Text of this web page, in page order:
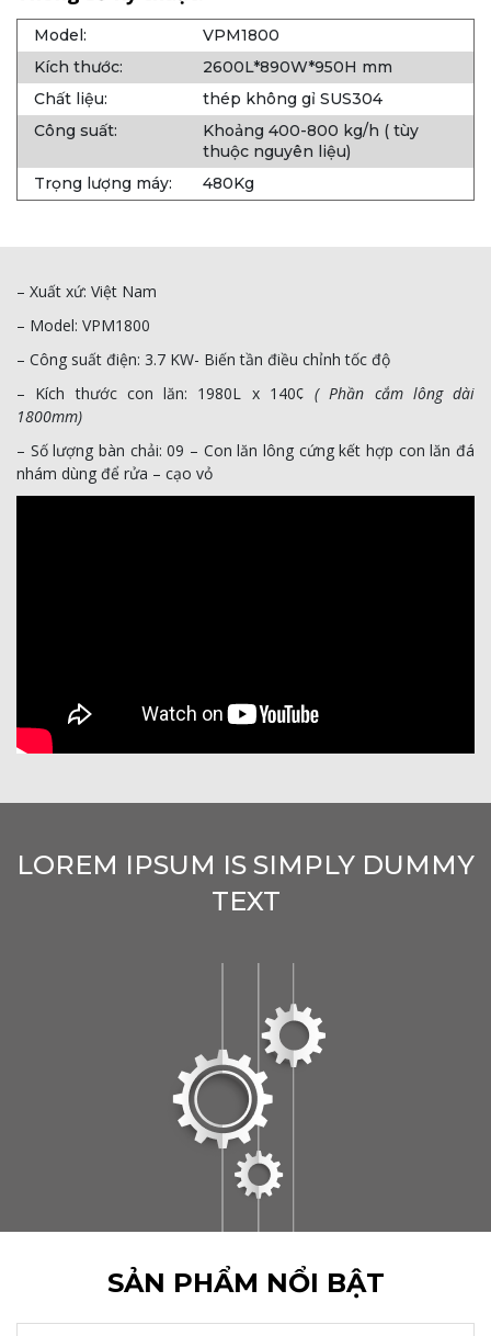
Model:
VPM1800
Kích thước:
2600L*890W*950H mm
Chất liệu:
thép không gỉ SUS304
Công suất:
Khoảng 400-800 kg/h ( tùy
thuộc nguyên liệu)
Trọng lượng máy:
480Kg
– Xuất xứ: Việt Nam
– Model: VPM1800
– Công suất điện: 3.7 KW- Biến tần điều chỉnh tốc độ
– Kích thước con lăn: 1980L x 140¢ ( Phần cắm lông dài
1800mm)
– Số lượng bàn chải: 09 – Con lăn lông cứng kết hợp con lăn đá
nhám dùng để rửa – cạo vỏ
LOREM IPSUM IS SIMPLY DUMMY
TEXT
SẢN PHẨM NỔI BẬT